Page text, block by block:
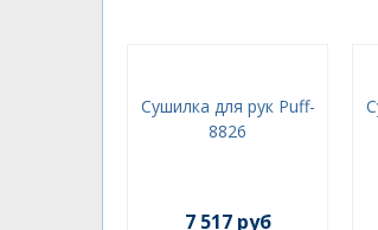
Сушилка для рук Puff-
8826
7 517 руб